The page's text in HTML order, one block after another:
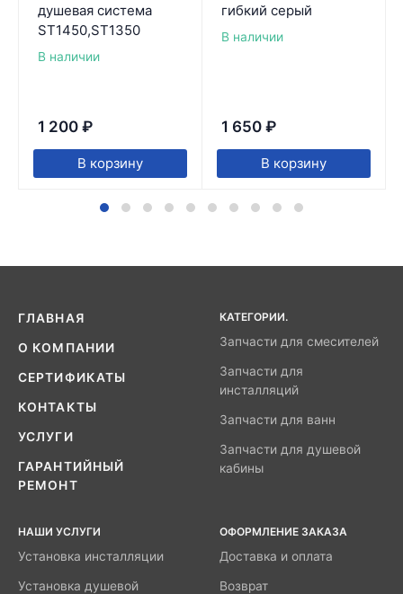
душевая система
ST1450,ST1350
В наличии
1 200 ₽
В корзину
гибкий серый
В наличии
1 650 ₽
В корзину
ГЛАВНАЯ
О КОМПАНИИ
СЕРТИФИКАТЫ
КОНТАКТЫ
УСЛУГИ
ГАРАНТИЙНЫЙ
РЕМОНТ
КАТЕГОРИИ.
Запчасти для смесителей
Запчасти для
инсталляций
Запчасти для ванн
Запчасти для душевой
кабины
НАШИ УСЛУГИ
Установка инсталляции
Установка душевой
ОФОРМЛЕНИЕ ЗАКАЗА
Доставка и оплата
Возврат